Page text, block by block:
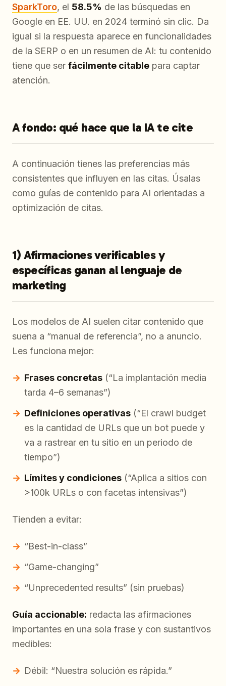
SparkToro, el 58.5% de las búsquedas en
Google en EE. UU. en 2024 terminó sin clic. Da
igual si la respuesta aparece en funcionalidades
de la SERP o en un resumen de AI: tu contenido
tiene que ser fácilmente citable para captar
atención.
A fondo: qué hace que la IA te cite
A continuación tienes las preferencias más
consistentes que influyen en las citas. Úsalas
como guías de contenido para AI orientadas a
optimización de citas.
1) Afirmaciones verificables y
específicas ganan al lenguaje de
marketing
Los modelos de AI suelen citar contenido que
suena a “manual de referencia”, no a anuncio.
Les funciona mejor:
Frases concretas (“La implantación media
tarda 4–6 semanas”)
Definiciones operativas (“El crawl budget
es la cantidad de URLs que un bot puede y
va a rastrear en tu sitio en un periodo de
tiempo”)
Límites y condiciones (“Aplica a sitios con
>100k URLs o con facetas intensivas”)
Tienden a evitar:
“Best-in-class”
“Game-changing”
“Unprecedented results” (sin pruebas)
Guía accionable: redacta las afirmaciones
importantes en una sola frase y con sustantivos
medibles:
Débil: “Nuestra solución es rápida.”